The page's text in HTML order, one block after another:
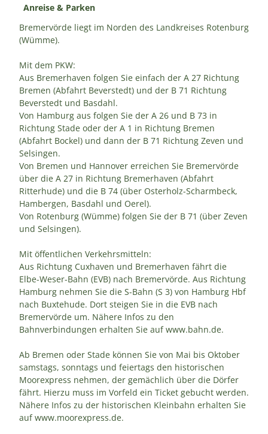
Anreise & Parken
Bremervörde liegt im Norden des Landkreises Rotenburg
(Wümme).
Mit dem PKW:
Aus Bremerhaven folgen Sie einfach der A 27 Richtung
Bremen (Abfahrt Beverstedt) und der B 71 Richtung
Beverstedt und Basdahl.
Von Hamburg aus folgen Sie der A 26 und B 73 in
Richtung Stade oder der A 1 in Richtung Bremen
(Abfahrt Bockel) und dann der B 71 Richtung Zeven und
Selsingen.
Von Bremen und Hannover erreichen Sie Bremervörde
über die A 27 in Richtung Bremerhaven (Abfahrt
Ritterhude) und die B 74 (über Osterholz-Scharmbeck,
Hambergen, Basdahl und Oerel).
Von Rotenburg (Wümme) folgen Sie der B 71 (über Zeven
und Selsingen).
Mit öffentlichen Verkehrsmitteln:
Aus Richtung Cuxhaven und Bremerhaven fährt die
Elbe-Weser-Bahn (EVB) nach Bremervörde. Aus Richtung
Hamburg nehmen Sie die S-Bahn (S 3) von Hamburg Hbf
nach Buxtehude. Dort steigen Sie in die EVB nach
Bremervörde um. Nähere Infos zu den
Bahnverbindungen erhalten Sie auf www.bahn.de.
Ab Bremen oder Stade können Sie von Mai bis Oktober
samstags, sonntags und feiertags den historischen
Moorexpress nehmen, der gemächlich über die Dörfer
fährt. Hierzu muss im Vorfeld ein Ticket gebucht werden.
Nähere Infos zu der historischen Kleinbahn erhalten Sie
auf www.moorexpress.de.